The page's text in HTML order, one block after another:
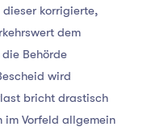
dieser korrigierte,
dem
Behörde
wird
bricht drastisch
im Vorfeld allgemein